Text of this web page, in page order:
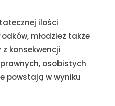
ilości
młodzież także
konsekwencji
osobistych
powstają w wyniku